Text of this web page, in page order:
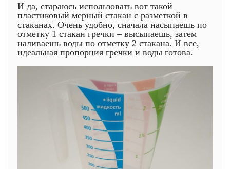
И да, стараюсь использовать вот такой
пластиковый мерный стакан с разметкой в
стаканах. Очень удобно, сначала насыпаешь по
отметку 1 стакан гречки – высыпаешь, затем
наливаешь воды по отметку 2 стакана. И все,
идеальная пропорция гречки и воды готова.